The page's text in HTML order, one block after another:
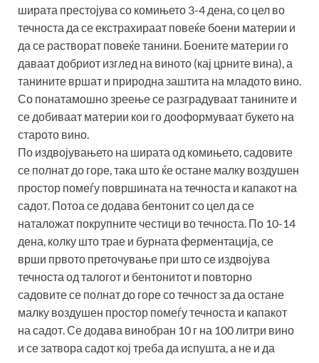
ширата престојува со комињето 3-4 дена, со цел во
течноста да се екстрахираат повеќе боени материи и
да се растворат повеќе танини. Боените материи го
даваат добриот изглед на виното (кај црните вина), а
танините вршат и природна заштита на младото вино.
Со понатамошно зреење се разградуваат танините и
се добиваат материи кои го дооформуваат букето на
старото вино.
По издвојувањето на ширата од комињето, садовите
се полнат до горе, така што ќе остане малку воздушен
простор помеѓу површината на течноста и капакот на
садот. Потоа се додава бентонит со цел да се
наталожат покрупните честици во течноста. По 10-14
дена, колку што трае и бурната ферментација, се
врши првото преточување при што се издвојува
течноста од талогот и бентонитот и повторно
садовите се полнат до горе со течност за да остане
малку воздушен простор помеѓу течноста и капакот
на садот. Се додава винобран 10 г на 100 литри вино
и се затвора садот кој треба да испушта, а не и да